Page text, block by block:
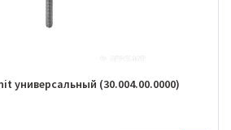
универсальный (30.004.00.0000)